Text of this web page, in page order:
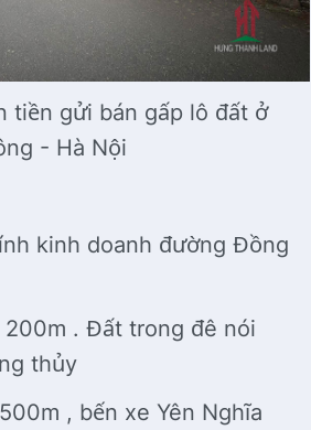
tiền gửi bán gấp lô đất ở
- Hà Nội
kinh doanh đường Đồng
. Đất trong đê nói
thủy
, bến xe Yên Nghĩa